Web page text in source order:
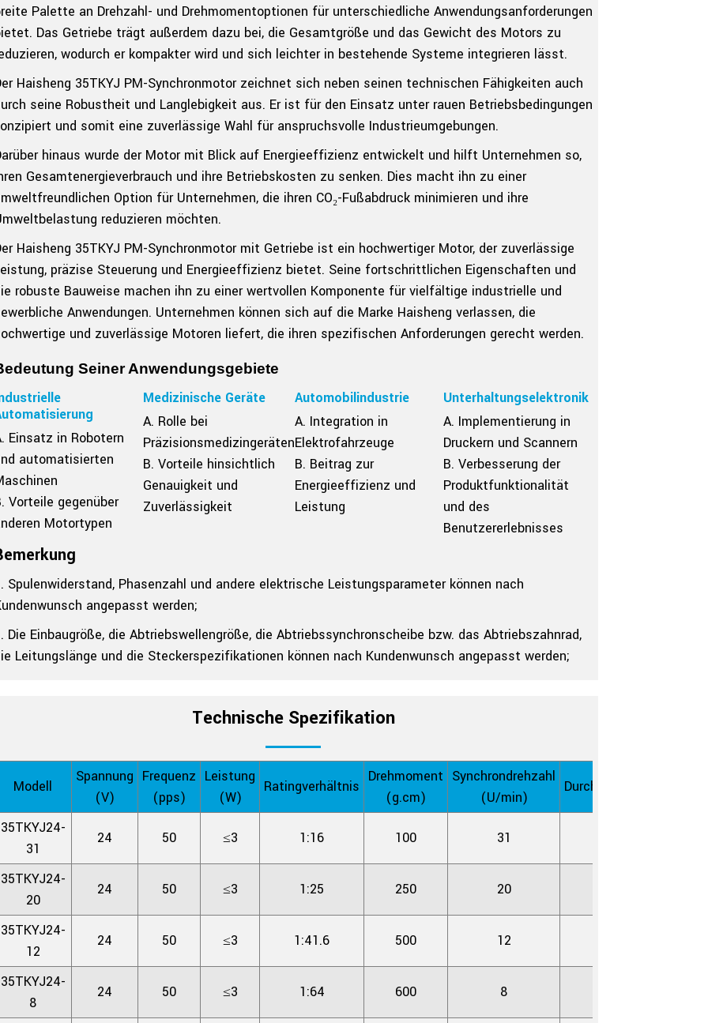
Palette an Drehzahl- und Drehmomentoptionen für unterschiedliche Anwendungsanforderungen
Das Getriebe trägt außerdem dazu bei, die Gesamtgröße und das Gewicht des Motors zu
wodurch er kompakter wird und sich leichter in bestehende Systeme integrieren lässt.
Haisheng 35TKYJ PM-Synchronmotor zeichnet sich neben seinen technischen Fähigkeiten auch
seine Robustheit und Langlebigkeit aus. Er ist für den Einsatz unter rauen Betriebsbedingungen
und somit eine zuverlässige Wahl für anspruchsvolle Industrieumgebungen.
hinaus wurde der Motor mit Blick auf Energieeffizienz entwickelt und hilft Unternehmen so,
Gesamtenergieverbrauch und ihre Betriebskosten zu senken. Dies macht ihn zu einer
Option für Unternehmen, die ihren CO₂-Fußabdruck minimieren und ihre
reduzieren möchten.
Haisheng 35TKYJ PM-Synchronmotor mit Getriebe ist ein hochwertiger Motor, der zuverlässige
präzise Steuerung und Energieeffizienz bietet. Seine fortschrittlichen Eigenschaften und
robuste Bauweise machen ihn zu einer wertvollen Komponente für vielfältige industrielle und
Anwendungen. Unternehmen können sich auf die Marke Haisheng verlassen, die
und zuverlässige Motoren liefert, die ihren spezifischen Anforderungen gerecht werden.
Seiner Anwendungsgebiete
Einsatz in Robotern
automatisierten
Vorteile gegenüber
Motortypen
Medizinische Geräte
A. Rolle bei
Präzisionsmedizingeräten
B. Vorteile hinsichtlich
Genauigkeit und
Zuverlässigkeit
Automobilindustrie
A. Integration in
Elektrofahrzeuge
B. Beitrag zur
Energieeffizienz und
Leistung
Unterhaltungselektronik
A. Implementierung in
Druckern und Scannern
B. Verbesserung der
Produktfunktionalität
und des
Benutzererlebnisses
Spulenwiderstand, Phasenzahl und andere elektrische Leistungsparameter können nach
angepasst werden;
Die Einbaugröße, die Abtriebswellengröße, die Abtriebssynchronscheibe bzw. das Abtriebszahnrad,
Leitungslänge und die Steckerspezifikationen können nach Kundenwunsch angepasst werden;
Technische Spezifikation
Modell
Spannung
(V)
Frequenz
(pps)
Leistung
(W)
Ratingverhältnis
Drehmoment
(g.cm)
Synchrondrehzahl
(U/min)
Durchschlagsfestigkeit
35TKYJ24-
31
24 50 ≤3 1:16 100 31
35TKYJ24-
20
24 50 ≤3 1:25 250 20
35TKYJ24-
12
24 50 ≤3 1:41.6 500 12
35TKYJ24-
8
24 50 ≤3 1:64 600 8